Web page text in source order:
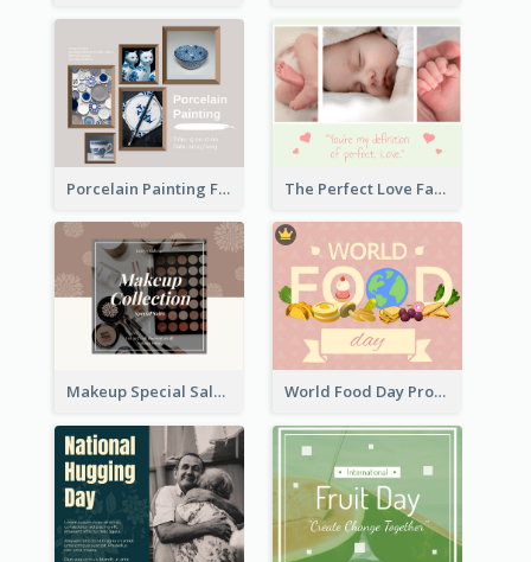
Porcelain Painting Facebook Post The Perfect Love Facebook Post
Makeup Special Sale Facebook Post World Food Day Promote Facebook Post